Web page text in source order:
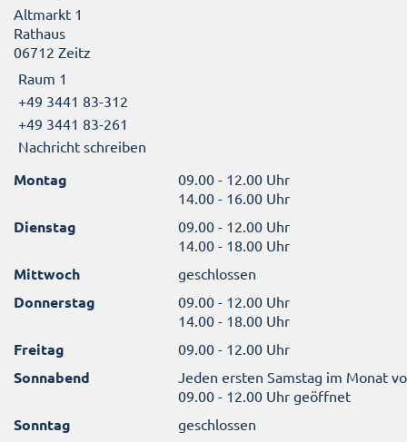
Altmarkt 1
Rathaus
06712 Zeitz
Raum 1
+49 3441 83-312
+49 3441 83-261
Nachricht schreiben
Montag
09.00 - 12.00 Uhr
14.00 - 16.00 Uhr
Dienstag
09.00 - 12.00 Uhr
14.00 - 18.00 Uhr
Mittwoch geschlossen
Donnerstag
09.00 - 12.00 Uhr
14.00 - 18.00 Uhr
Freitag 09.00 - 12.00 Uhr
Sonnabend
Jeden ersten Samstag im Monat
09.00 - 12.00 Uhr geöffnet
Sonntag geschlossen